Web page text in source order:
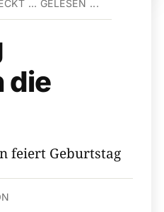
… GELESEN ...
die
feiert Geburtstag